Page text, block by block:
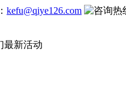
kefu@qiye126.com
最新活动